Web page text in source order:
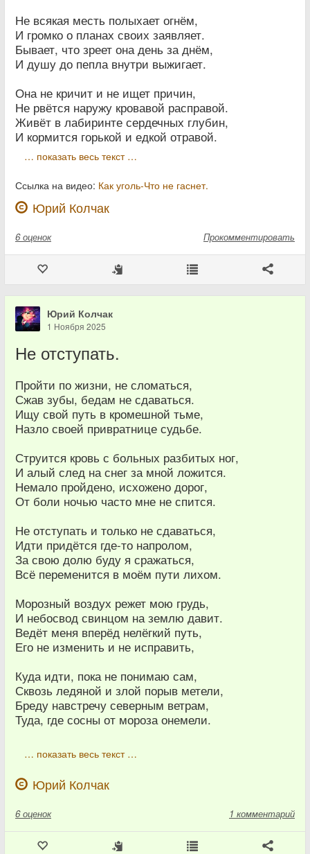
Не всякая месть полыхает огнём,
И громко о планах своих заявляет.
Бывает, что зреет она день за днём,
И душу до пепла внутри выжигает.
Она не кричит и не ищет причин,
Не рвётся наружу кровавой расправой.
Живёт в лабиринте сердечных глубин,
И кормится горькой и едкой отравой.
… показать весь текст …
Ссылка на видео: Как уголь-Что не гаснет.
Юрий Колчак
6 оценок Прокомментировать
Юрий Колчак
1 Ноября 2025
Не отступать.
Пройти по жизни, не сломаться,
Сжав зубы, бедам не сдаваться.
Ищу свой путь в кромешной тьме,
Назло своей привратнице судьбе.
Струится кровь с больных разбитых ног,
И алый след на снег за мной ложится.
Немало пройдено, исхожено дорог,
От боли ночью часто мне не спится.
Не отступать и только не сдаваться,
Идти придётся где-то напролом,
За свою долю буду я сражаться,
Всё переменится в моём пути лихом.
Морозный воздух режет мою грудь,
И небосвод свинцом на землю давит.
Ведёт меня вперёд нелёгкий путь,
Его не изменить и не исправить,
Куда идти, пока не понимаю сам,
Сквозь ледяной и злой порыв метели,
Бреду навстречу северным ветрам,
Туда, где сосны от мороза онемели.
… показать весь текст …
Юрий Колчак
6 оценок 1 комментарий